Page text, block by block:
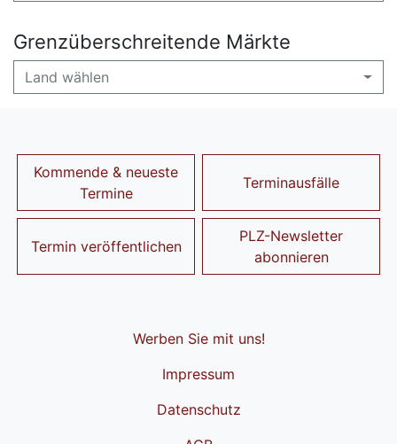
Grenzüberschreitende Märkte
Land wählen
Kommende & neueste
Termine
Terminausfälle
Termin veröffentlichen
PLZ-Newsletter
abonnieren
Werben Sie mit uns!
Impressum
Datenschutz